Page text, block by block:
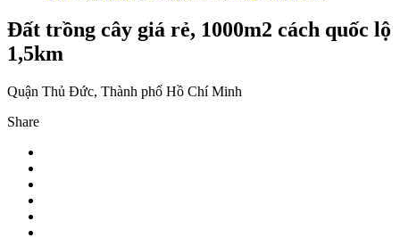
Đất trồng cây giá rẻ, 1000m2 cách quốc lộ
1,5km
Quận Thủ Đức, Thành phố Hồ Chí Minh
Share